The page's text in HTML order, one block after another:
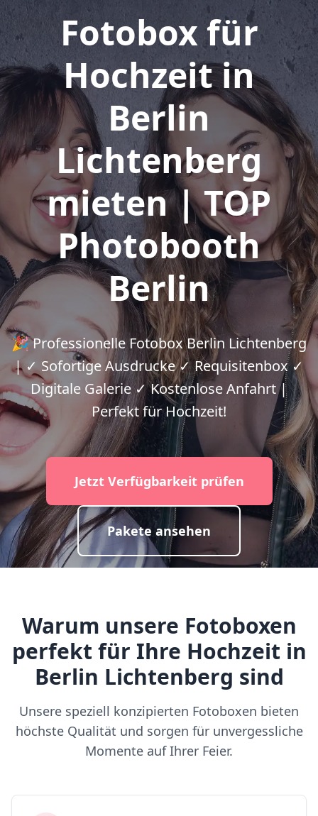
Fotobox für
Hochzeit in
Berlin
Lichtenberg
mieten | TOP
Photobooth
Berlin
🎉 Professionelle Fotobox Berlin Lichtenberg
| ✓ Sofortige Ausdrucke ✓ Requisitenbox ✓
Digitale Galerie ✓ Kostenlose Anfahrt |
Perfekt für Hochzeit!
Jetzt Verfügbarkeit prüfen
Pakete ansehen
Warum unsere Fotoboxen
perfekt für Ihre Hochzeit in
Berlin Lichtenberg sind
Unsere speziell konzipierten Fotoboxen bieten
höchste Qualität und sorgen für unvergessliche
Momente auf Ihrer Feier.